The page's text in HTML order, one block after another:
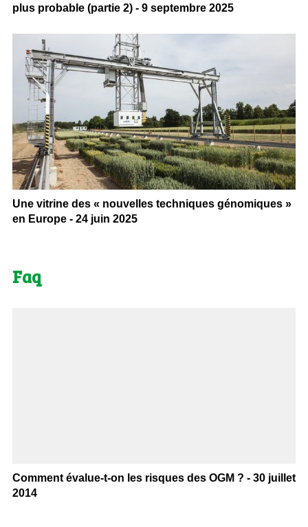
plus probable (partie 2) - 9 septembre 2025
Une vitrine des « nouvelles techniques génomiques »
en Europe - 24 juin 2025
Faq
Comment évalue-t-on les risques des OGM ? - 30 juillet
2014